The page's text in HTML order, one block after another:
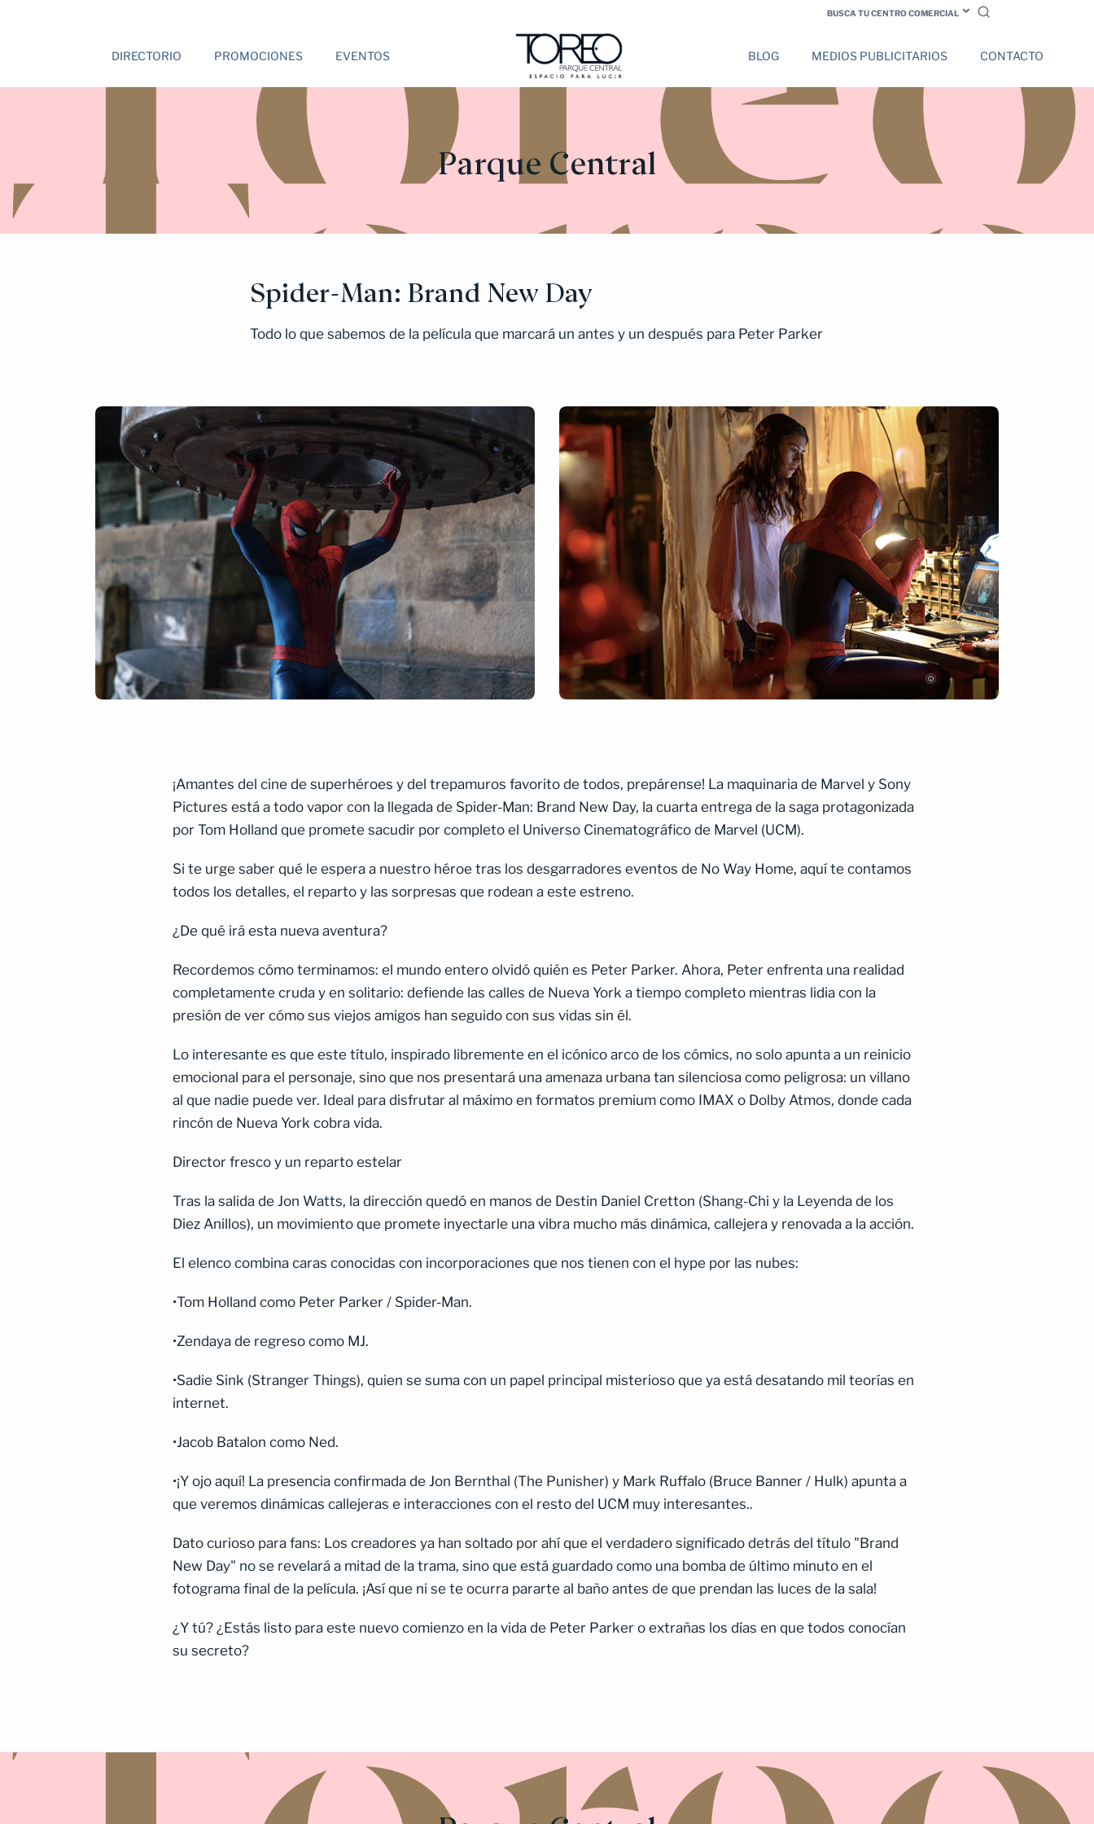
BUSCA TU CENTRO COMERCIAL
DIRECTORIO PROMOCIONES EVENTOS BLOG MEDIOS PUBLICITARIOS CONTACTO
Parque Central
Spider-Man: Brand New Day
Todo lo que sabemos de la película que marcará un antes y un después para Peter Parker
¡Amantes del cine de superhéroes y del trepamuros favorito de todos, prepárense! La maquinaria de Marvel y Sony
Pictures está a todo vapor con la llegada de Spider-Man: Brand New Day, la cuarta entrega de la saga protagonizada
por Tom Holland que promete sacudir por completo el Universo Cinematográfico de Marvel (UCM).
Si te urge saber qué le espera a nuestro héroe tras los desgarradores eventos de No Way Home, aquí te contamos
todos los detalles, el reparto y las sorpresas que rodean a este estreno.
¿De qué irá esta nueva aventura?
Recordemos cómo terminamos: el mundo entero olvidó quién es Peter Parker. Ahora, Peter enfrenta una realidad
completamente cruda y en solitario: defiende las calles de Nueva York a tiempo completo mientras lidia con la
presión de ver cómo sus viejos amigos han seguido con sus vidas sin él.
Lo interesante es que este título, inspirado libremente en el icónico arco de los cómics, no solo apunta a un reinicio
emocional para el personaje, sino que nos presentará una amenaza urbana tan silenciosa como peligrosa: un villano
al que nadie puede ver. Ideal para disfrutar al máximo en formatos premium como IMAX o Dolby Atmos, donde cada
rincón de Nueva York cobra vida.
Director fresco y un reparto estelar
Tras la salida de Jon Watts, la dirección quedó en manos de Destin Daniel Cretton (Shang-Chi y la Leyenda de los
Diez Anillos), un movimiento que promete inyectarle una vibra mucho más dinámica, callejera y renovada a la acción.
El elenco combina caras conocidas con incorporaciones que nos tienen con el hype por las nubes:
•Tom Holland como Peter Parker / Spider-Man.
•Zendaya de regreso como MJ.
•Sadie Sink (Stranger Things), quien se suma con un papel principal misterioso que ya está desatando mil teorías en
internet.
•Jacob Batalon como Ned.
•¡Y ojo aquí! La presencia confirmada de Jon Bernthal (The Punisher) y Mark Ruffalo (Bruce Banner / Hulk) apunta a
que veremos dinámicas callejeras e interacciones con el resto del UCM muy interesantes..
Dato curioso para fans: Los creadores ya han soltado por ahí que el verdadero significado detrás del título "Brand
New Day" no se revelará a mitad de la trama, sino que está guardado como una bomba de último minuto en el
fotograma final de la película. ¡Así que ni se te ocurra pararte al baño antes de que prendan las luces de la sala!
¿Y tú? ¿Estás listo para este nuevo comienzo en la vida de Peter Parker o extrañas los días en que todos conocían
su secreto?